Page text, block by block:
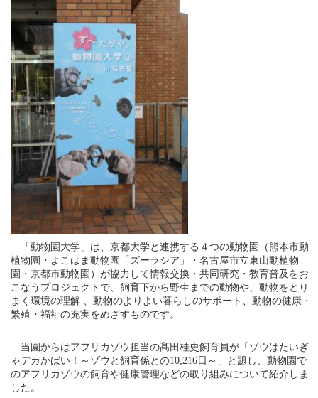
「動物園大学」は、京都大学と連携する４つの動物園（熊本市動
植物園・よこはま動物園「ズーラシア」・名古屋市立東山動植物
園・京都市動物園）が協力して情報交換・共同研究・教育普及をお
こなうプロジェクトで、飼育下から野生までの動物や、動物をとり
まく環境の理解 、動物のよりよい暮らしのサポート、動物の健康・
繁殖・福祉の充実をめざすものです。
当園からはアフリカゾウ担当の髙田桂史飼育員が「ゾウはたいぎ
ゃデカかばい！～ゾウと飼育係との10,216日～」と題し、動物園で
のアフリカゾウの飼育や健康管理などの取り組みについて紹介しま
した。